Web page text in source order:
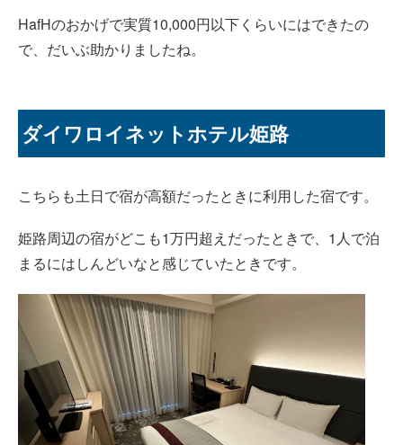
HafHのおかげで実質10,000円以下くらいにはできたの
で、だいぶ助かりましたね。
ダイワロイネットホテル姫路
こちらも土日で宿が高額だったときに利用した宿です。
姫路周辺の宿がどこも1万円超えだったときで、1人で泊
まるにはしんどいなと感じていたときです。